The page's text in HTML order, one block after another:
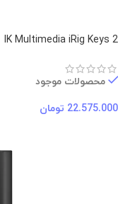
IK Multimedia iRig Keys 2
محصولات موجود
22.575.000 تومان